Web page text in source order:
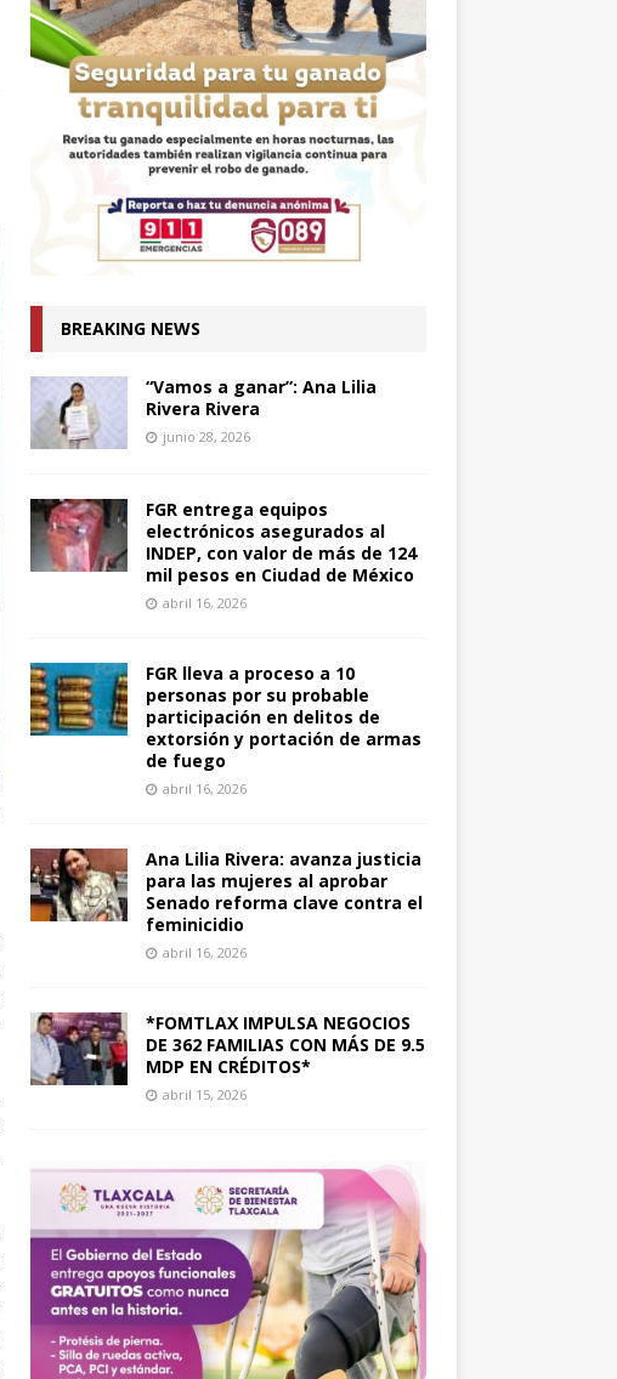
BREAKING NEWS
“Vamos a ganar”: Ana Lilia
Rivera Rivera
junio 28, 2026
FGR entrega equipos
electrónicos asegurados al
INDEP, con valor de más de 124
mil pesos en Ciudad de México
abril 16, 2026
FGR lleva a proceso a 10
personas por su probable
participación en delitos de
extorsión y portación de armas
de fuego
abril 16, 2026
Ana Lilia Rivera: avanza justicia
para las mujeres al aprobar
Senado reforma clave contra el
feminicidio
abril 16, 2026
*FOMTLAX IMPULSA NEGOCIOS
DE 362 FAMILIAS CON MÁS DE 9.5
MDP EN CRÉDITOS*
abril 15, 2026